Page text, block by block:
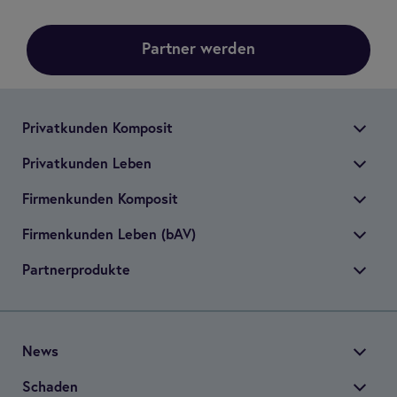
Partner werden
Pri­vat­kun­den Kom­po­sit
Pri­vat­kun­den Leben
Fir­men­kun­den Kom­po­sit
Fir­men­kun­den Leben (bAV)
Part­ner­pro­dukte
News
Scha­den